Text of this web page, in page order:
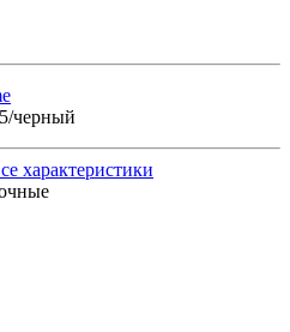
черный
характеристики